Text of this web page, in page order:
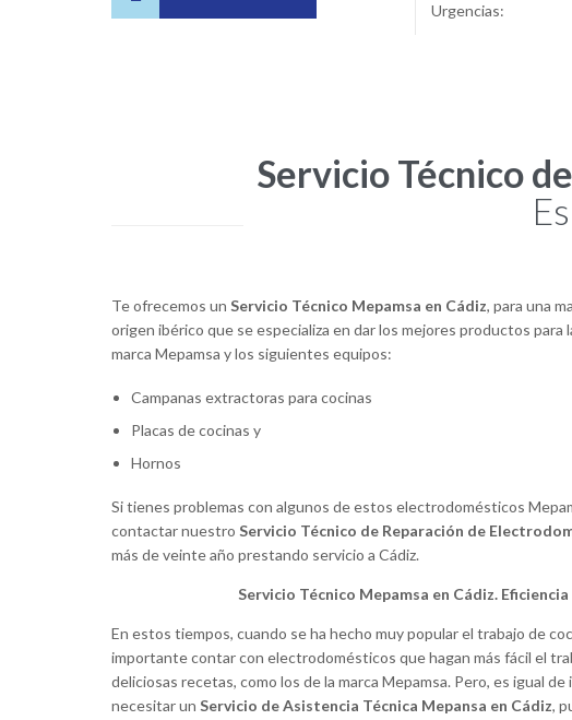
Urgencias:
Servicio Técnico
Te ofrecemos un Servicio Técnico Mepamsa en Cádiz, para una
origen ibérico que se especializa en dar los mejores productos para
marca Mepamsa y los siguientes equipos:
Campanas extractoras para cocinas
Placas de cocinas y
Hornos
Si tienes problemas con algunos de estos electrodomésticos
contactar nuestro Servicio Técnico de Reparación de
más de veinte año prestando servicio a Cádiz.
Servicio Técnico Mepamsa en Cádiz.
En estos tiempos, cuando se ha hecho muy popular el trabajo de
importante contar con electrodomésticos que hagan más fácil el
deliciosas recetas, como los de la marca Mepamsa. Pero, es igual
necesitar un Servicio de Asistencia Técnica Mepansa en Cádiz,